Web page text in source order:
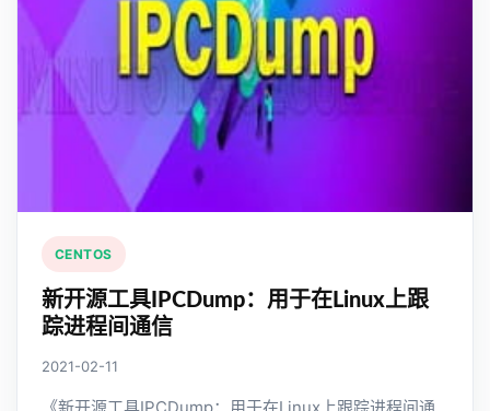
CENTOS
新开源工具IPCDump：用于在Linux上跟
踪进程间通信
2021-02-11